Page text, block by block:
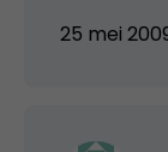
25 mei